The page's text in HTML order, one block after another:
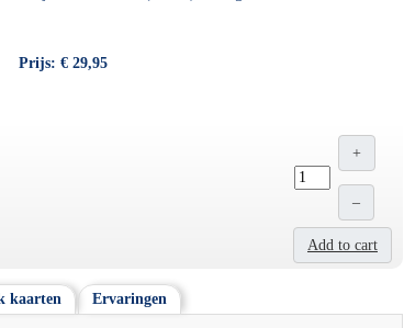
Prijs: € 29,95
+
–
Add to cart
kaarten Ervaringen